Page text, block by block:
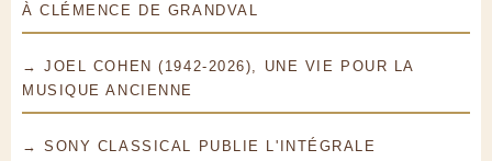
À CLÉMENCE DE GRANDVAL
→ JOEL COHEN (1942-2026), UNE VIE POUR LA
MUSIQUE ANCIENNE
→ SONY CLASSICAL PUBLIE L'INTÉGRALE